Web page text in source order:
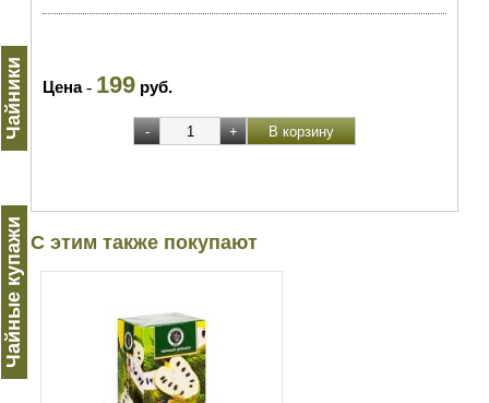
Чайники
Чайные купажи
Цена- 199 руб.
С этим также покупают